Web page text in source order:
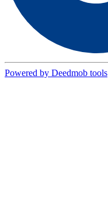
Powered by Deedmob tools